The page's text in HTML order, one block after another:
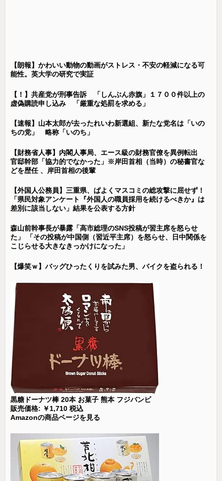
【朗報】かわいい動物の動画がストレス・不安の軽減になる可
能性。英大学の研究で実証
【！】共産党が刑事告訴 「しんぶん赤旗」１７００件以上の
虚偽購読申し込み 「厳重な処罰を求める」
【速報】山本太郎が去ったれいわ新選組、新たな党名は「いの
ちの党」 略称「いのち」
【財務省人事】内閣人事局、エース級の財務官僚を異例転出
官邸幹部「協力的でなかった」※岸田首相（当時）の秘書官な
どを歴任 、岸田首相の後輩
【外国人公務員】三重県、ぱよくマスコミの総攻撃に屈せず！
「県民対象アンケート『外国人の職員採用を続けるべきか』は
差別に該当しない」結果を公表する方針
森山前幹事長が暴露「高市総理のSNS投稿が習主席を怒らせ
た」 「その投稿が中国側（習近平主席）を怒らせ、日中関係を
こじらせる大きなきっかけになった」
【爆笑ｗ】バッグひったくりを試みた男、バイクを盗られる！
黒糖ドーナツ棒 20本 お菓子 熊本 フジバンビ
販売価格: ￥1,710 税込
Amazonの商品ページを見る